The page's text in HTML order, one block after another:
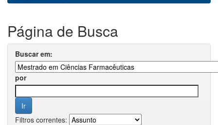
Página de Busca
Buscar em:
por
Filtros correntes: